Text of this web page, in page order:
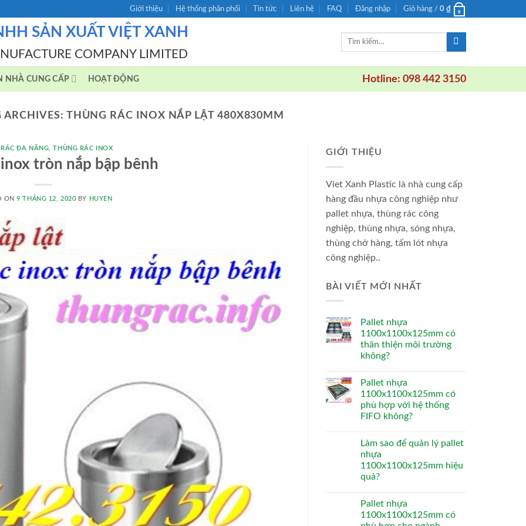
Giới thiệu Hệ thống phân phối Tin tức Liên hệ FAQ Đăng nhập Giỏ hàng / 0 ₫ 0
SẢN XUẤT VIỆT XANH
COMPANY LIMITED
Tìm
NHÀ CUNG CẤP HOẠT ĐỘNG Hotline: 098 442 3150
ARCHIVES: THÙNG RÁC INOX NẮP LẬT 480X830MM
ĐA NĂNG ,THÙNG RÁC INOX
tròn nắp bập bênh
ON9 THÁNG 12, 2020 BY HUYEN
GIỚI THIỆU
Viet Xanh Plastic là nhà cung cấp
hàng đầu nhựa công nghiệp như
pallet nhựa, thùng rác công
nghiệp, thùng nhựa, sóng nhựa,
thùng chở hàng, tấm lót nhựa
công nghiệp..
BÀI VIẾT MỚI NHẤT
Pallet nhựa
1100x1100x125mm có
thân thiện môi trường
không?
Pallet nhựa
1100x1100x125mm có
phù hợp với hệ thống
FIFO không?
Làm sao để quản lý pallet
nhựa
1100x1100x125mm hiệu
quả?
Pallet nhựa
1100x1100x125mm có